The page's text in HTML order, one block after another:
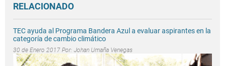
RELACIONADO
TEC ayuda al Programa Bandera Azul a evaluar aspirantes en la
categoría de cambio climático
30 de Enero 2017 Por: Johan Umaña Venegas